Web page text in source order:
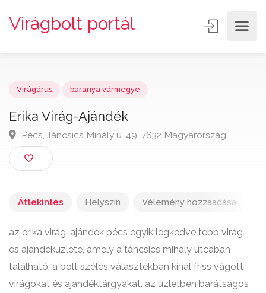
Virágbolt portál
Erika Virág-Ajándék
Pécs, Táncsics Mihály u. 49, 7632 Magyarország
Áttekintés Helyszín Vélemény hozzáadása
az erika virág-ajándék pécs egyik legkedveltebb virág-
és ajándéküzlete, amely a táncsics mihály utcában
található. a bolt széles választékban kínál friss vágott
virágokat és ajándéktárgyakat. az üzletben barátságos